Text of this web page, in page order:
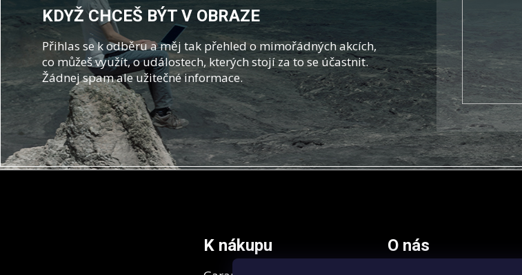
KDYŽ CHCEŠ BÝT V OBRAZE
Přihlas se k odběru a měj tak přehled o mimořádných akcích,
co můžeš využít, o událostech, kterých stojí za to se účastnit.
Žádnej spam ale užitečné informace.
K nákupu O nás